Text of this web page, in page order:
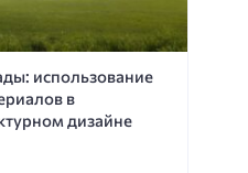
использование
в
дизайне